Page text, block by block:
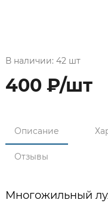
В наличии: 42 шт
400 ₽/шт
Описание
Отзывы
Многожильный